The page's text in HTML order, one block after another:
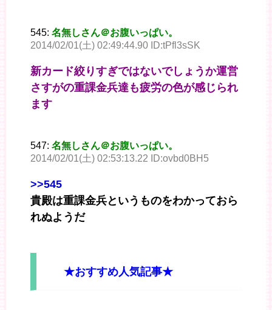
545: 名無しさん＠お腹いっぱい。
2014/02/01(土) 02:49:44.90 ID:tPfl3sSK
新カード絞りすぎではないでしょうか運営
さすがの重課金兵達も疲労の色が感じられ
ます
547: 名無しさん＠お腹いっぱい。
2014/02/01(土) 02:53:13.22 ID:ovbd0BH5
>>545
貴殿は重課金兵というものをわかっておら
れぬようだ
★おすすめ人気記事★